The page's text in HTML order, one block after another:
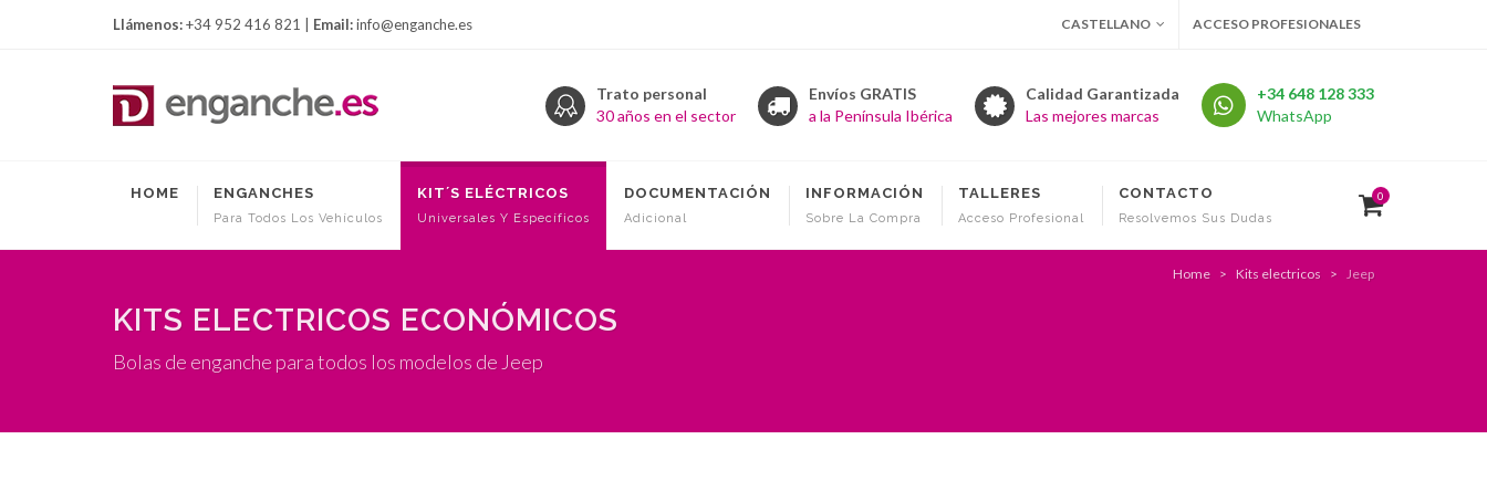
Llámenos:+34 952 416 821 | Email:info@enganche.es CASTELLANO ACCESO PROFESIONALES
Trato personal
30 años en el sector
Envíos GRATIS
a la Península Ibérica
Calidad Garantizada
Las mejores marcas
+34 648 128 333
WhatsApp
HOME ENGANCHES
Para Todos Los Vehículos
KIT´S ELÉCTRICOS
Universales Y Específicos
DOCUMENTACIÓN
Adicional
INFORMACIÓN
Sobre La Compra
TALLERES
Acceso Profesional
CONTACTO
Resolvemos Sus Dudas
0
KITS ELECTRICOS ECONÓMICOS
Bolas de enganche para todos los modelos de Jeep
Home Kits electricos Jeep